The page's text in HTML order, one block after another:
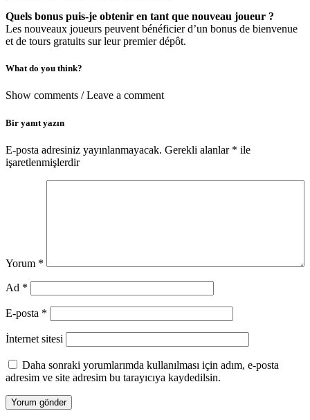
Quels bonus puis-je obtenir en tant que nouveau joueur ?
Les nouveaux joueurs peuvent bénéficier d’un bonus de bienvenue
et de tours gratuits sur leur premier dépôt.
What do you think?
Show comments / Leave a comment
Bir yanıt yazın
E-posta adresiniz yayınlanmayacak. Gerekli alanlar * ile
işaretlenmişlerdir
Yorum *
Ad *
E-posta *
İnternet sitesi
Daha sonraki yorumlarımda kullanılması için adım, e-posta
adresim ve site adresim bu tarayıcıya kaydedilsin.